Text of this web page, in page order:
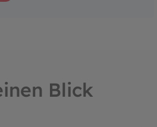
Blick